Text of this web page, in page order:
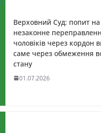
Верховний Суд: попит на
незаконне
чоловіків через кордон
саме через обмеження
стану
01.07.2026